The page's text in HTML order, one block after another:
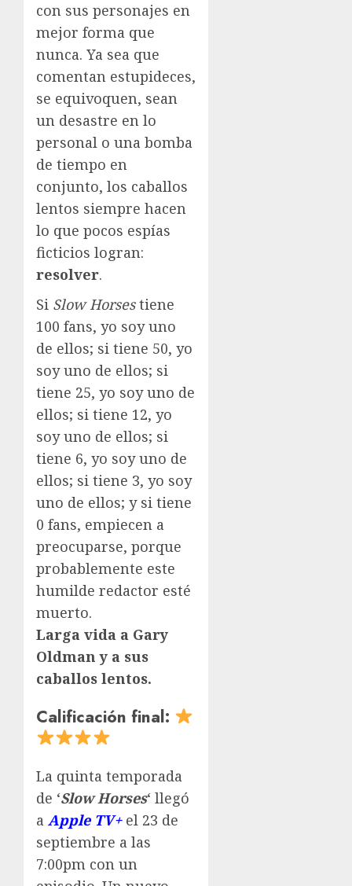
con sus personajes en
mejor forma que
nunca. Ya sea que
comentan estupideces,
se equivoquen, sean
un desastre en lo
personal o una bomba
de tiempo en
conjunto, los caballos
lentos siempre hacen
lo que pocos espías
ficticios logran:
resolver.
Si Slow Horsestiene
100 fans, yo soy uno
de ellos; si tiene 50, yo
soy uno de ellos; si
tiene 25, yo soy uno de
ellos; si tiene 12, yo
soy uno de ellos; si
tiene 6, yo soy uno de
ellos; si tiene 3, yo soy
uno de ellos; y si tiene
0 fans, empiecen a
preocuparse, porque
probablemente este
humilde redactor esté
muerto.
Larga vida a Gary
Oldman y a sus
caballos lentos.
Calificación final:
La quinta temporada
de ‘Slow Horses‘ llegó
a Apple TV+ el 23 de
septiembre a las
7:00pm con un